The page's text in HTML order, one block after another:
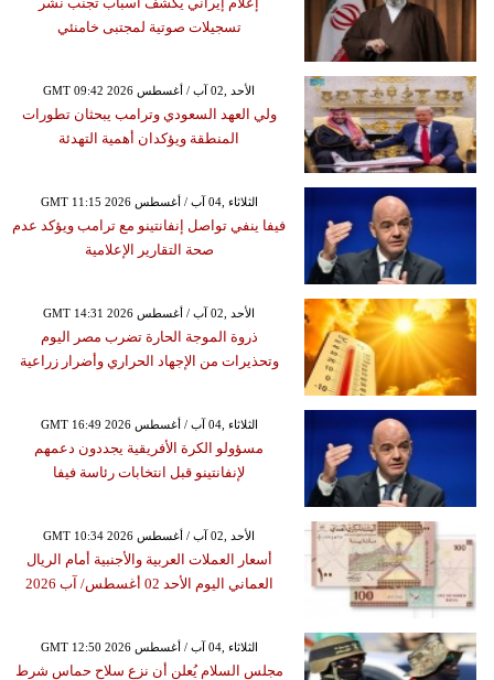
تسجيلات صوتية لمجتبى خامنئي
GMT 09:42 2026 الأحد ,02 آب / أغسطس
ولي العهد السعودي وترامب يبحثان تطورات
المنطقة ويؤكدان أهمية التهدئة
GMT 11:15 2026 الثلاثاء ,04 آب / أغسطس
فيفا ينفي تواصل إنفانتينو مع ترامب ويؤكد عدم
صحة التقارير الإعلامية
GMT 14:31 2026 الأحد ,02 آب / أغسطس
ذروة الموجة الحارة تضرب مصر اليوم
وتحذيرات من الإجهاد الحراري وأضرار زراعية
GMT 16:49 2026 الثلاثاء ,04 آب / أغسطس
مسؤولو الكرة الأفريقية يجددون دعمهم
لإنفانتينو قبل انتخابات رئاسة فيفا
GMT 10:34 2026 الأحد ,02 آب / أغسطس
أسعار العملات العربية والأجنبية أمام الريال
العماني اليوم الأحد 02 أغسطس/ آب 2026
GMT 12:50 2026 الثلاثاء ,04 آب / أغسطس
مجلس السلام يُعلن أن نزع سلاح حماس شرط